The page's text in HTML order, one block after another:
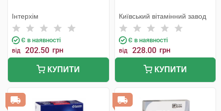
Інтерхім
Є в наявності
від 202.50 грн
КУПИТИ
Київський вітамінний завод
Є в наявності
від 228.00 грн
КУПИТИ